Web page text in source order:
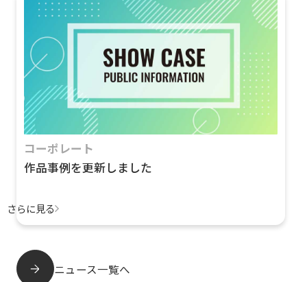
コーポレート
作品事例を更新しました
さらに見る
ニュース一覧へ